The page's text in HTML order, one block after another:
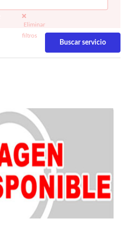
Eliminar
filtros